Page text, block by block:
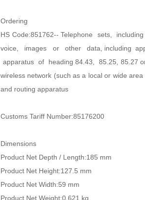
Ordering
HS Code:851762-- Telephone sets,
voice, images or other data, including
apparatus of heading 84.43, 85.25, 85.27
wireless network (such as a local or wide
and routing apparatus
Customs Tariff Number:85176200
Dimensions
Product Net Depth / Length:185 mm
Product Net Height:127.5 mm
Product Net Width:59 mm
Product Net Weight:0.621 kg